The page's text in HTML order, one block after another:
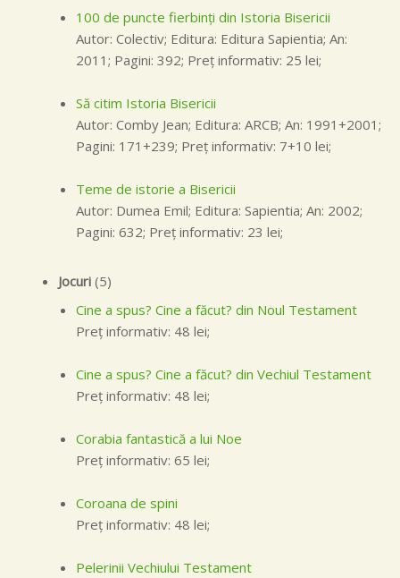
100 de puncte fierbinţi din Istoria Bisericii
Autor: Colectiv; Editura: Editura Sapientia; An:
2011; Pagini: 392; Preţ informativ: 25 lei;
Să citim Istoria Bisericii
Autor: Comby Jean; Editura: ARCB; An: 1991+2001;
Pagini: 171+239; Preţ informativ: 7+10 lei;
Teme de istorie a Bisericii
Autor: Dumea Emil; Editura: Sapientia; An: 2002;
Pagini: 632; Preţ informativ: 23 lei;
Jocuri(5)
Cine a spus? Cine a făcut? din Noul Testament
Preţ informativ: 48 lei;
Cine a spus? Cine a făcut? din Vechiul Testament
Preţ informativ: 48 lei;
Corabia fantastică a lui Noe
Preţ informativ: 65 lei;
Coroana de spini
Preţ informativ: 48 lei;
Pelerinii Vechiului Testament